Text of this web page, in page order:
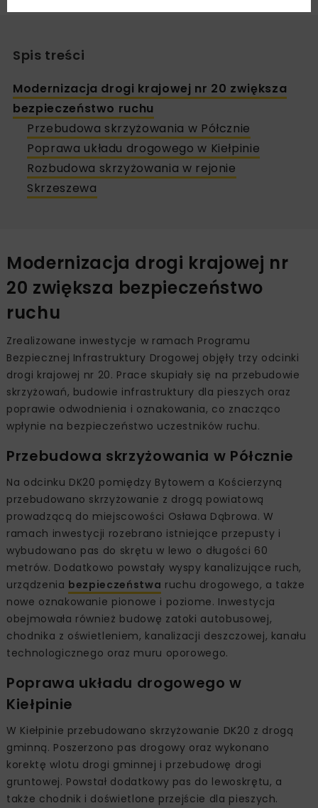
Spis treści
Modernizacja drogi krajowej nr 20 zwiększa
bezpieczeństwo ruchu
Przebudowa skrzyżowania w Półcznie
Poprawa układu drogowego w Kiełpinie
Rozbudowa skrzyżowania w rejonie
Skrzeszewa
Modernizacja drogi krajowej nr
20 zwiększa bezpieczeństwo
ruchu
Zrealizowane inwestycje w ramach Programu
Bezpiecznej Infrastruktury Drogowej objęły trzy odcinki
drogi krajowej nr 20. Prace skupiały się na przebudowie
skrzyżowań, budowie infrastruktury dla pieszych oraz
poprawie odwodnienia i oznakowania, co znacząco
wpłynie na bezpieczeństwo uczestników ruchu.
Przebudowa skrzyżowania w Półcznie
Na odcinku DK20 pomiędzy Bytowem a Kościerzyną
przebudowano skrzyżowanie z drogą powiatową
prowadzącą do miejscowości Osława Dąbrowa. W
ramach inwestycji rozebrano istniejące przepusty i
wybudowano pas do skrętu w lewo o długości 60
metrów. Dodatkowo powstały wyspy kanalizujące ruch,
urządzenia bezpieczeństwa ruchu drogowego, a także
nowe oznakowanie pionowe i poziome. Inwestycja
obejmowała również budowę zatoki autobusowej,
chodnika z oświetleniem, kanalizacji deszczowej, kanału
technologicznego oraz muru oporowego.
Poprawa układu drogowego w
Kiełpinie
W Kiełpinie przebudowano skrzyżowanie DK20 z drogą
gminną. Poszerzono pas drogowy oraz wykonano
korektę wlotu drogi gminnej i przebudowę drogi
gruntowej. Powstał dodatkowy pas do lewoskrętu, a
także chodnik i doświetlone przejście dla pieszych.